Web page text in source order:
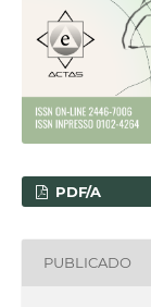
PDF/A
PUBLICADO